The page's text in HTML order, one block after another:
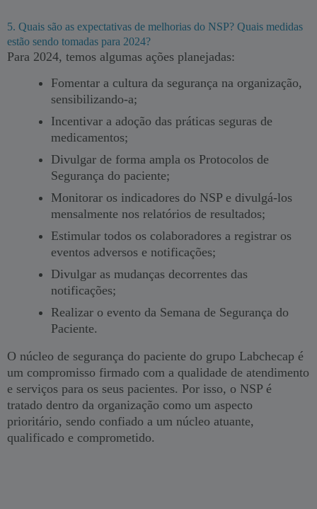
5. Quais são as expectativas de melhorias do NSP? Quais medidas
estão sendo tomadas para 2024?
Para 2024, temos algumas ações planejadas:
Fomentar a cultura da segurança na organização,
sensibilizando-a;
Incentivar a adoção das práticas seguras de
medicamentos;
Divulgar de forma ampla os Protocolos de
Segurança do paciente;
Monitorar os indicadores do NSP e divulgá-los
mensalmente nos relatórios de resultados;
Estimular todos os colaboradores a registrar os
eventos adversos e notificações;
Divulgar as mudanças decorrentes das
notificações;
Realizar o evento da Semana de Segurança do
Paciente.
O núcleo de segurança do paciente do grupo Labchecap é
um compromisso firmado com a qualidade de atendimento
e serviços para os seus pacientes. Por isso, o NSP é
tratado dentro da organização como um aspecto
prioritário, sendo confiado a um núcleo atuante,
qualificado e comprometido.